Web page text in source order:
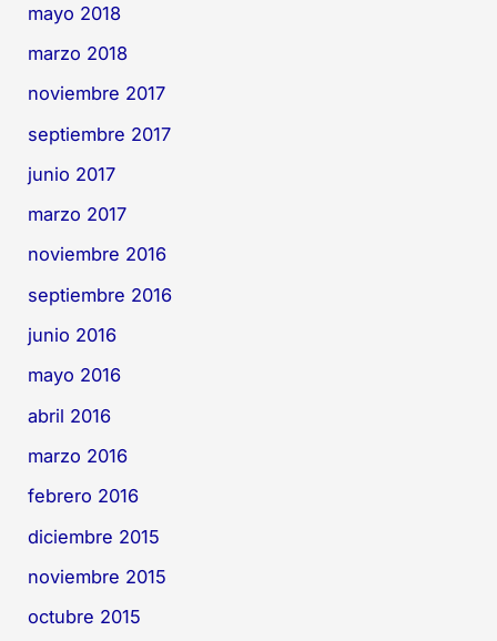
mayo 2018
marzo 2018
noviembre 2017
septiembre 2017
junio 2017
marzo 2017
noviembre 2016
septiembre 2016
junio 2016
mayo 2016
abril 2016
marzo 2016
febrero 2016
diciembre 2015
noviembre 2015
octubre 2015